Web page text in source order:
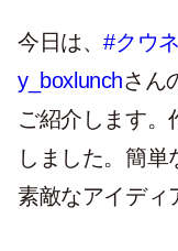
今日は、#クウ
y_boxlunchさん
ご紹介します。
しました。簡
素敵なアイディ